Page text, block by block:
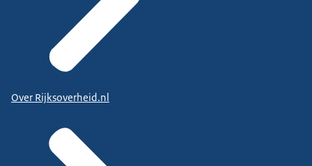
Over Rijksoverheid.nl